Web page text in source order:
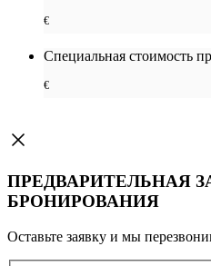
€
Специальная cтоимость
€
ПРЕДВАРИТЕЛЬНАЯ
БРОНИРОВАНИЯ
Оставьте заявку и мы